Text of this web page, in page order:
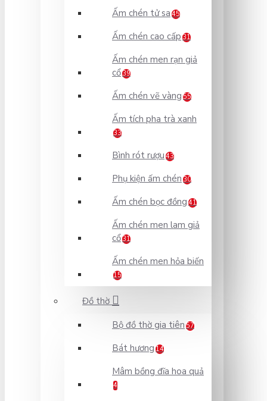
Ấm chén tử sa 45
Ấm chén cao cấp 31
Ấm chén men rạn giả
cổ39
Ấm chén vẽ vàng 55
Ấm tích pha trà xanh
33
Bình rót rượu 43
Phụ kiện ấm chén 30
Ấm chén bọc đồng 41
Ấm chén men lam giả
cổ31
Ấm chén men hỏa biến
15
Đồ thờ
Bộ đồ thờ gia tiên 57
Bát hương 14
Mâm bồng đĩa hoa quả
4